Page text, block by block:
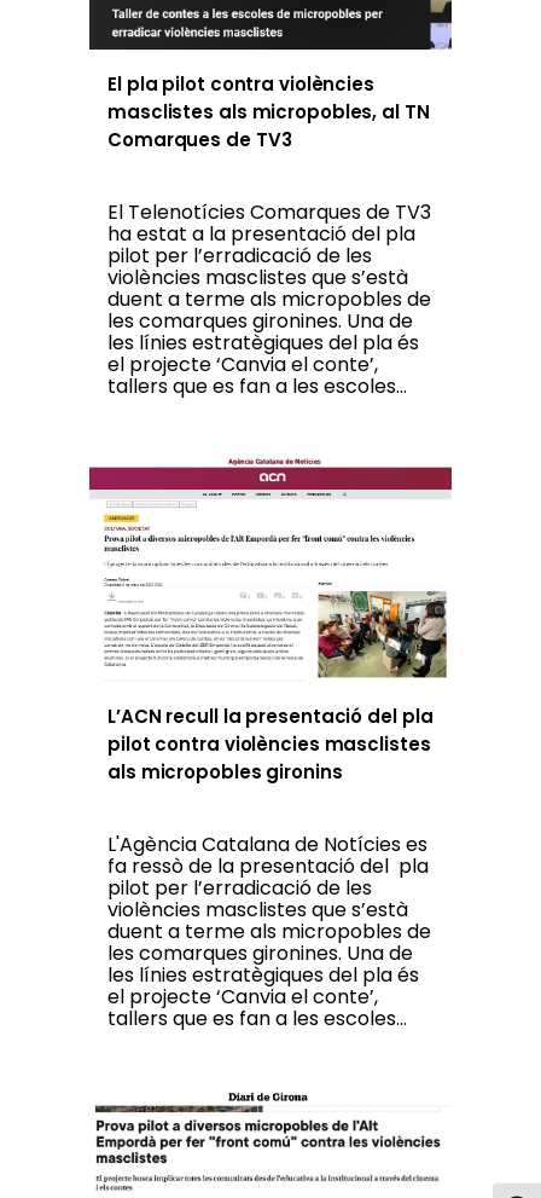
El pla pilot contra violències
masclistes als micropobles, al TN
Comarques de TV3
El Telenotícies Comarques de TV3
ha estat a la presentació del pla
pilot per l’erradicació de les
violències masclistes que s’està
duent a terme als micropobles de
les comarques gironines. Una de
les línies estratègiques del pla és
el projecte ‘Canvia el conte’,
tallers que es fan a les escoles...
L’ACN recull la presentació del pla
pilot contra violències masclistes
als micropobles gironins
L'Agència Catalana de Notícies es
fa ressò de la presentació del pla
pilot per l’erradicació de les
violències masclistes que s’està
duent a terme als micropobles de
les comarques gironines. Una de
les línies estratègiques del pla és
el projecte ‘Canvia el conte’,
tallers que es fan a les escoles...